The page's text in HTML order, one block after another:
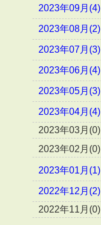
2023年09月(4)
2023年08月(2)
2023年07月(3)
2023年06月(4)
2023年05月(3)
2023年04月(4)
2023年03月(0)
2023年02月(0)
2023年01月(1)
2022年12月(2)
2022年11月(0)